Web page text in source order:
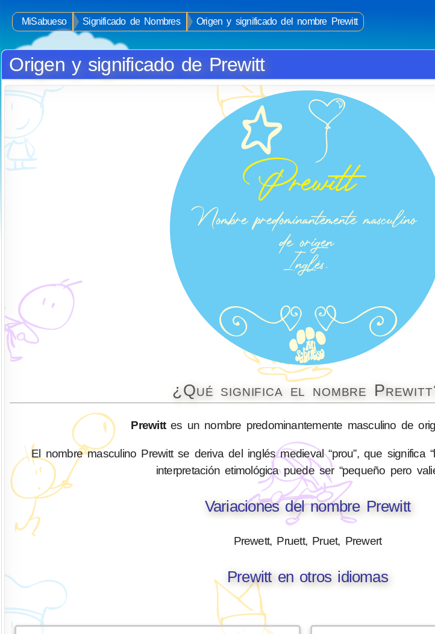
MiSabueso Significado de Nombres
Origen y significado del nombre Prewitt
Origen y significado de Prewitt
¿Qué significa el nombre
Prewittes un nombre predominantemente masculino de
El nombre masculino Prewitt se deriva del inglés medieval “prou”, que significa
interpretación etimológica puede ser “pequeño pero
Variaciones del nombre Prewitt
Prewett, Pruett, Pruet, Prewert
Prewitt en otros idiomas